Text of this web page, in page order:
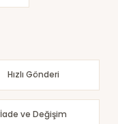
Hızlı Gönderi
İade ve Değişim